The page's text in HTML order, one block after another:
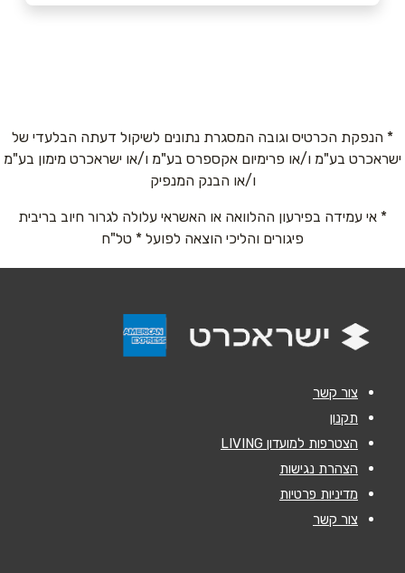
שם מלא*
טלפון*
נושא*
הודעה
* הנפקת הכרטיס וגובה המסגרת נתונים לשיקול דעתה הבלעדי של
ישראכרט בע"מ ו/או פרימיום אקספרס בע"מ ו/או ישראכרט מימון בע"מ
ו/או הבנק המנפיק
* אי עמידה בפירעון ההלוואה או האשראי עלולה לגרור חיוב בריבית
פיגורים והליכי הוצאה לפועל * טל"ח
צור קשר
תקנון
הצטרפות למועדון LIVING
הצהרת נגישות
מדיניות פרטיות
צור קשר